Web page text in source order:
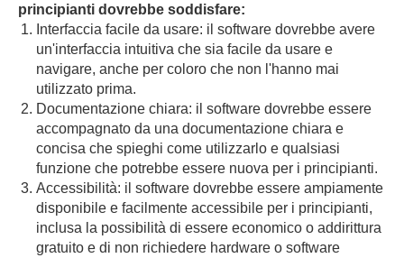
principianti dovrebbe soddisfare:
Interfaccia facile da usare: il software dovrebbe avere
un'interfaccia intuitiva che sia facile da usare e
navigare, anche per coloro che non l'hanno mai
utilizzato prima.
Documentazione chiara: il software dovrebbe essere
accompagnato da una documentazione chiara e
concisa che spieghi come utilizzarlo e qualsiasi
funzione che potrebbe essere nuova per i principianti.
Accessibilità: il software dovrebbe essere ampiamente
disponibile e facilmente accessibile per i principianti,
inclusa la possibilità di essere economico o addirittura
gratuito e di non richiedere hardware o software